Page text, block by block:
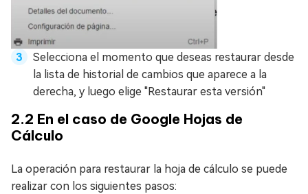
Selecciona el momento que deseas restaurar desde
la lista de historial de cambios que aparece a la
derecha, y luego elige "Restaurar esta versión"
2.2 En el caso de Google Hojas de
Cálculo
La operación para restaurar la hoja de cálculo se puede
realizar con los siguientes pasos: